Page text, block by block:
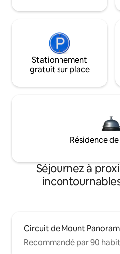
Stationnement
gratuit sur place
Résidence
Séjournez à
Circuit de Mount
Recommandé par 90